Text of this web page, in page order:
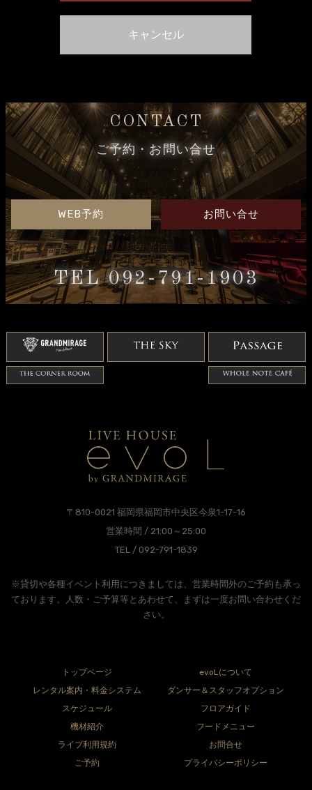
CONTACT
ご予約・お問い合せ
WEB予約 お問い合せ
TEL 092-791-1903
〒810-0021 福岡県福岡市中央区今泉1-17-16
営業時間 / 21:00～25:00
TEL / 092-791-1839
※貸切や各種イベント利用につきましては、営業時間外のご予約も承っ
ております。人数・ご予算等とあわせて、まずは一度お問い合わせくだ
さい。
トップページ
evoLについて
レンタル案内・料金システム
ダンサー＆スタッフオプション
スケジュール
フロアガイド
機材紹介
フードメニュー
ライブ利用規約
お問合せ
ご予約
プライバシーポリシー